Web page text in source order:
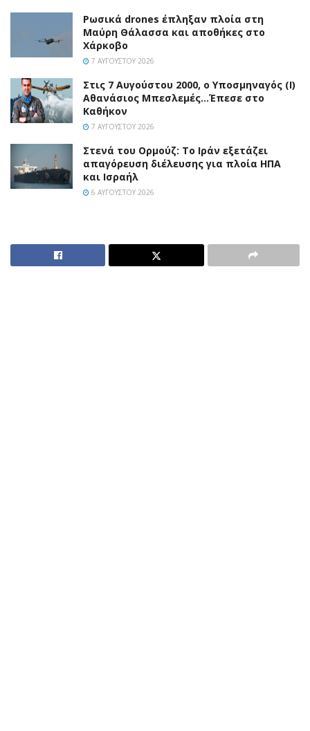
Ρωσικά drones έπληξαν πλοία στη
Μαύρη Θάλασσα και αποθήκες στο
Χάρκοβο
7 ΑΥΓΟΎΣΤΟΥ 2026
Στις 7 Αυγούστου 2000, ο Υποσμηναγός (Ι)
Αθανάσιος Μπεσλεμές…Έπεσε στο
Καθήκον
7 ΑΥΓΟΎΣΤΟΥ 2026
Στενά του Ορμούζ: Το Ιράν εξετάζει
απαγόρευση διέλευσης για πλοία ΗΠΑ
και Ισραήλ
6 ΑΥΓΟΎΣΤΟΥ 2026